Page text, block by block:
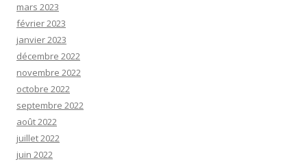
mars 2023
février 2023
janvier 2023
décembre 2022
novembre 2022
octobre 2022
septembre 2022
août 2022
juillet 2022
juin 2022